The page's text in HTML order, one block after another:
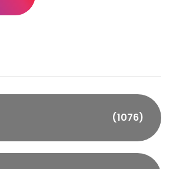
(1076)